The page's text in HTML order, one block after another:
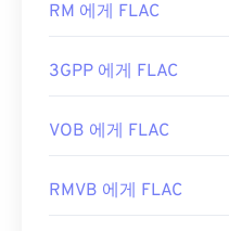
최초 출시:2002년
https://
https://
있습니다. 마지막으로,
Xiph.Org
최초 출시: 2001년
https://
RM 에게 FLAC
3GPP 에게 FLAC
VOB 에게 FLAC
RMVB 에게 FLAC